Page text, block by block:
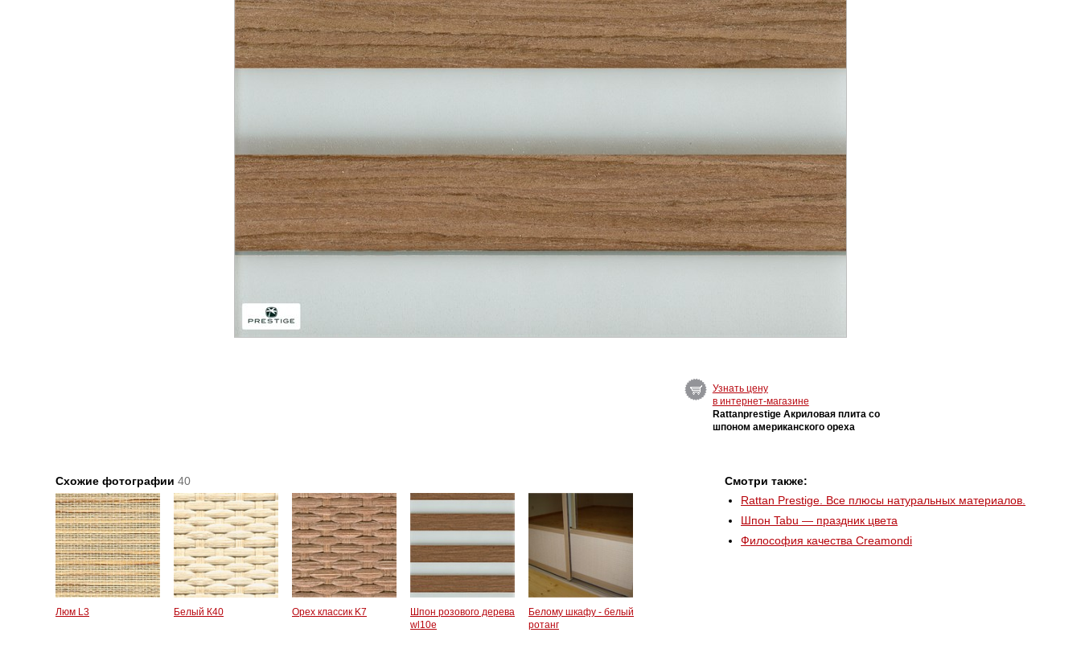
Узнать цену
в интернет-магазине
Rattanprestige Акриловая плита со
шпоном американского ореха
Схожие фотографии 40
Люм L3 Белый К40 Орех классик K7
Шпон розового дерева
wl10e
Белому шкафу - белый
ротанг
Смотри также:
Rattan Prestige. Все плюсы натуральных материалов.
Шпон Tabu — праздник цвета
Философия качества Creamondi